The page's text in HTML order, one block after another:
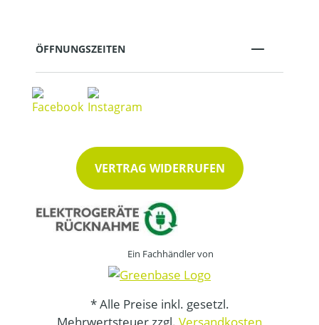
ÖFFNUNGSZEITEN
VERTRAG WIDERRUFEN
Ein Fachhändler von
* Alle Preise inkl. gesetzl.